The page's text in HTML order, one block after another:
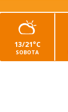
13/21°C
SOBOTA